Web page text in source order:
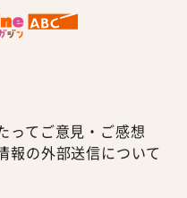
って ご意見・ご感想
報の外部送信について